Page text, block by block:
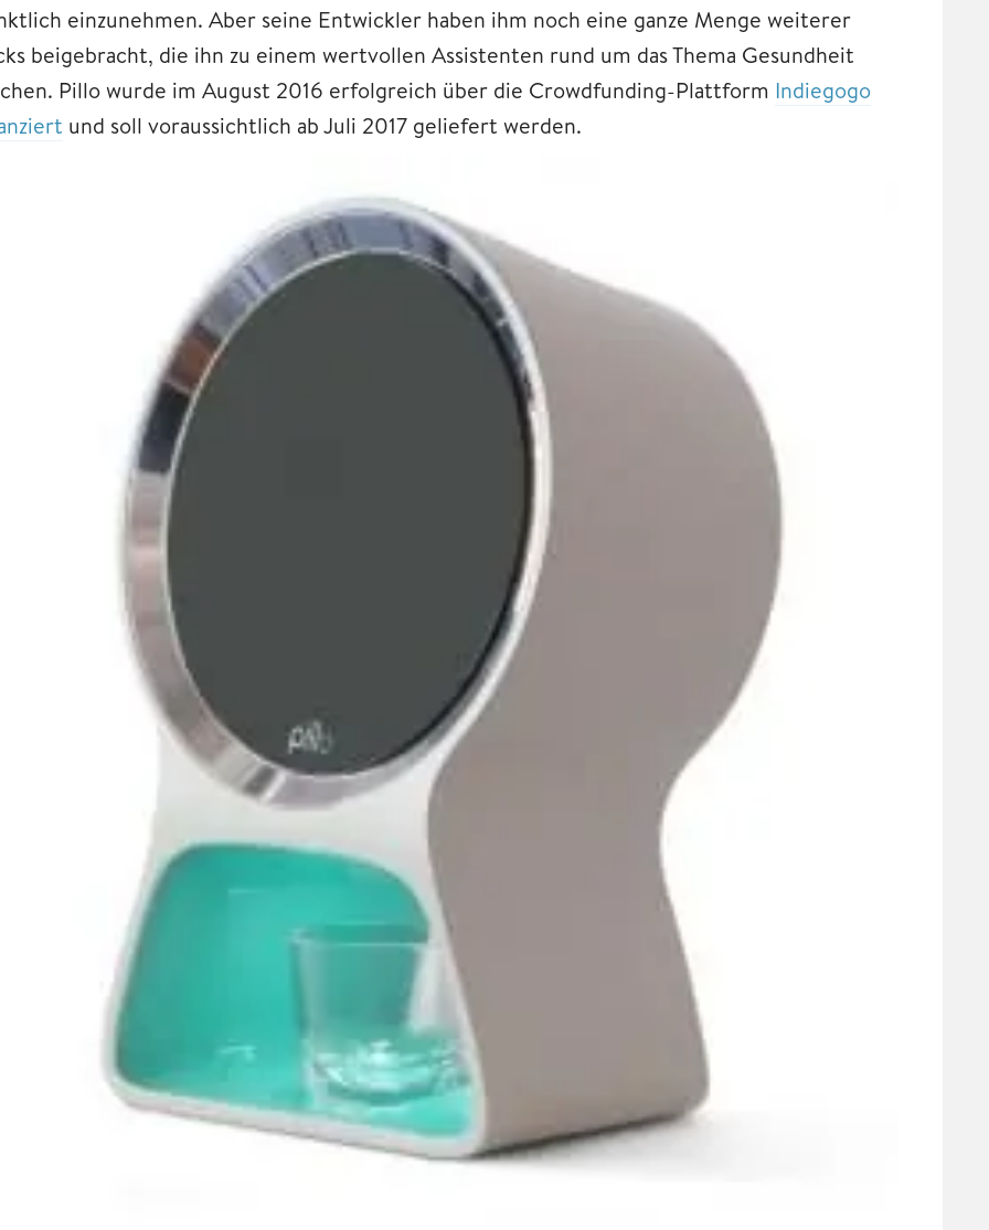
einzunehmen. Aber seine Entwickler haben ihm noch eine ganze Menge weiterer
beigebracht, die ihn zu einem wertvollen Assistenten rund um das Thema Gesundheit
Pillo wurde im August 2016 erfolgreich über die Crowdfunding-Plattform Indiegogo
und soll voraussichtlich ab Juli 2017 geliefert werden.